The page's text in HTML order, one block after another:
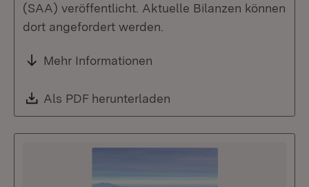
(SAA) veröffentlicht. Aktuelle Bilanzen können
dort angefordert werden.
Mehr Informationen
Download:
Als PDF herunterladen